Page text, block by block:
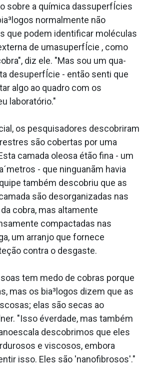
sobre a química dassuperfÍcies
normalmente não
que podem identificar moléculas
de umasuperfÍcie , como
diz ele. "Mas sou um qua­
desuperfÍcie - então senti que
algo ao quadro com os
laboratório."
os pesquisadores descobriram
são cobertas por uma
camada oleosa étão fina - um
- que ninguanãm havia
também descobriu que as
são desorganizadas nas
cobra, mas altamente
compactadas nas
um arranjo que fornece
contra o desgaste.
tem medo de cobras porque
mas os bia³logos dizem que as
elas são secas ao
"Isso éverdade, mas também
descobrimos que eles
e viscosos, embora
isso. Eles são 'nanofibrosos'."